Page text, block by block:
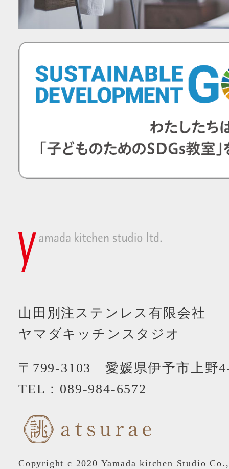
山田別注ステンレス有限会社
ヤマダキッチンスタジオ
〒799-3103 愛媛県伊予市上野
TEL： 089-984-6572
Copyright c 2020 Yamada kitchen Studio